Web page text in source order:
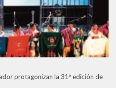
protagonizan la 31ª edición de